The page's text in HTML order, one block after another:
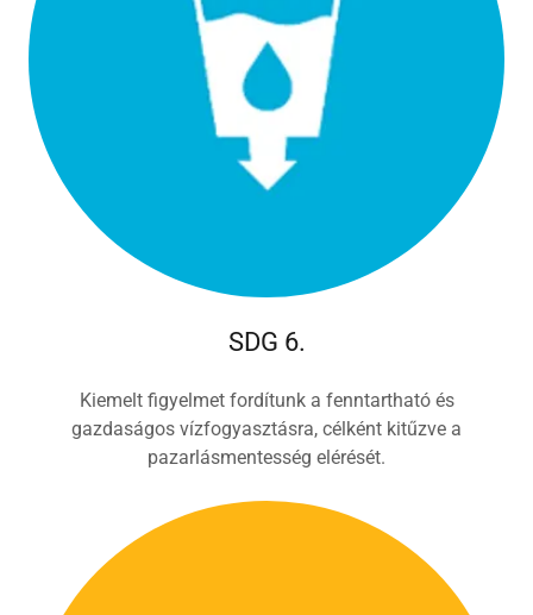
SDG 6.
Kiemelt figyelmet fordítunk a fenntartható és
gazdaságos vízfogyasztásra, célként kitűzve a
pazarlásmentesség elérését.